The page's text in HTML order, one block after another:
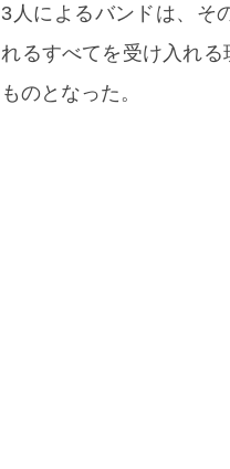
3人によるバンドは、そ
れるすべてを受け入れ
ものとなった。